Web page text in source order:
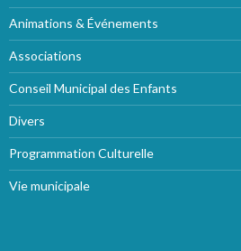
Animations & Événements
Associations
Conseil Municipal des Enfants
Divers
Programmation Culturelle
Vie municipale